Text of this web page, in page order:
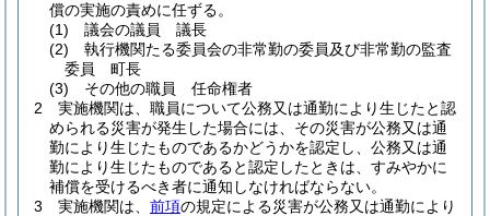
償の実施の責めに任ずる。
(1)
議会の議員 議長
(2)
執行機関たる委員会の非常勤の委員及び非常勤の監査
委員 町長
(3)
その他の職員 任命権者
2
実施機関は、職員について公務又は通勤により生じたと認
められる災害が発生した場合には、その災害が公務又は通
勤により生じたものであるかどうかを認定し、公務又は通
勤により生じたものであると認定したときは、すみやかに
補償を受けるべき者に通知しなければならない。
3
実施機関は、 前項の規定による災害が公務又は通勤により